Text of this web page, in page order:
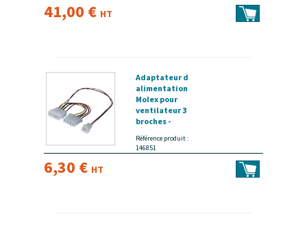
41,00 € HT
Adaptateur d
alimentation
Molex pour
ventilateur 3
broches -
Référence produit :
146851
6,30 € HT